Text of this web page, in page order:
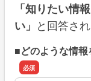
「知りたい情
い」 と回答さ
■どのような情報